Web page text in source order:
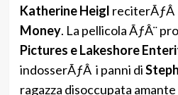
Katherine Heigl reciterÃƒÂ
Money. La pellicola ÃƒÂ¨
Pictures e Lakeshore
indosserÃƒÂ i panni di
ragazza disoccupata